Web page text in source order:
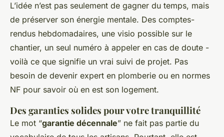
L’idée n’est pas seulement de gagner du temps, mais
de préserver son énergie mentale. Des comptes-
rendus hebdomadaires, une visio possible sur le
chantier, un seul numéro à appeler en cas de doute -
voilà ce que signifie un vrai suivi de projet. Pas
besoin de devenir expert en plomberie ou en normes
NF pour savoir où en est son logement.
Des garanties solides pour votre tranquillité
Le mot “garantie décennale” ne fait pas partie du